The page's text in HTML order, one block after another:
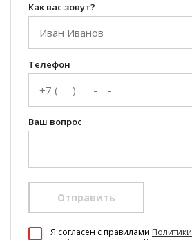
Как вас зовут?
Телефон
Ваш вопрос
Отправить
Я согласен c правилами Политики